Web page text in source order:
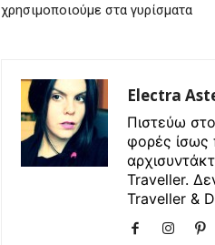
χρησιμοποιούμε στα γυρίσματα
Electra
Πιστεύω
φορές ίσως
Traveller.
Traveller &